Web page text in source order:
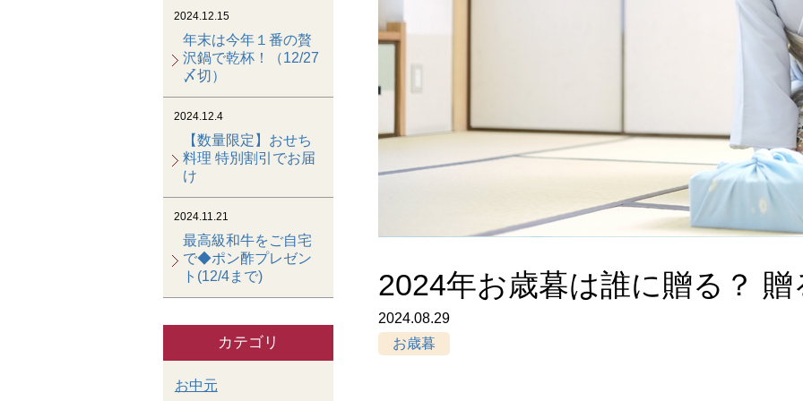
2024年お歳暮は誰に贈る？ 贈
2024.08.29
お歳暮
2024.12.15
年末は今年１番の贅
沢鍋で乾杯！（12/27
〆切）
2024.12.4
【数量限定】おせち
料理 特別割引でお届
け
2024.11.21
最高級和牛をご自宅
で◆ポン酢プレゼン
ト(12/4まで)
カテゴリ
お中元